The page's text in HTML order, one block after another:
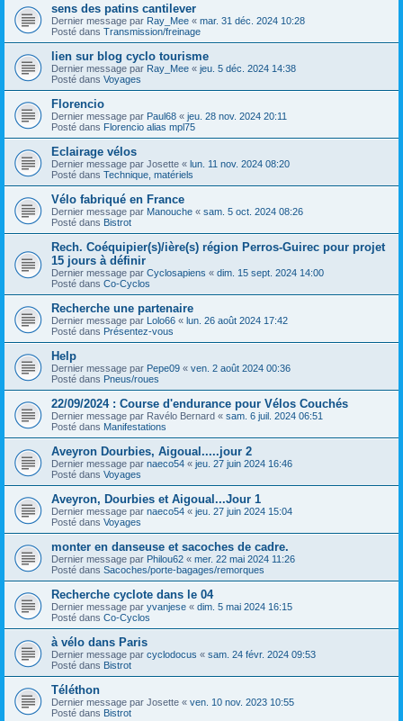
sens des patins cantilever
Dernier message par Ray_Mee « mar. 31 déc. 2024 10:28
Posté dans Transmission/freinage
lien sur blog cyclo tourisme
Dernier message par Ray_Mee « jeu. 5 déc. 2024 14:38
Posté dans Voyages
Florencio
Dernier message par Paul68 « jeu. 28 nov. 2024 20:11
Posté dans Florencio alias mpl75
Eclairage vélos
Dernier message par Josette « lun. 11 nov. 2024 08:20
Posté dans Technique, matériels
Vélo fabriqué en France
Dernier message par Manouche « sam. 5 oct. 2024 08:26
Posté dans Bistrot
Rech. Coéquipier(s)/ière(s) région Perros-Guirec pour projet
15 jours à définir
Dernier message par Cyclosapiens « dim. 15 sept. 2024 14:00
Posté dans Co-Cyclos
Recherche une partenaire
Dernier message par Lolo66 « lun. 26 août 2024 17:42
Posté dans Présentez-vous
Help
Dernier message par Pepe09 « ven. 2 août 2024 00:36
Posté dans Pneus/roues
22/09/2024 : Course d'endurance pour Vélos Couchés
Dernier message par Ravélo Bernard « sam. 6 juil. 2024 06:51
Posté dans Manifestations
Aveyron Dourbies, Aigoual.....jour 2
Dernier message par naeco54 « jeu. 27 juin 2024 16:46
Posté dans Voyages
Aveyron, Dourbies et Aigoual...Jour 1
Dernier message par naeco54 « jeu. 27 juin 2024 15:04
Posté dans Voyages
monter en danseuse et sacoches de cadre.
Dernier message par Philou62 « mer. 22 mai 2024 11:26
Posté dans Sacoches/porte-bagages/remorques
Recherche cyclote dans le 04
Dernier message par yvanjese « dim. 5 mai 2024 16:15
Posté dans Co-Cyclos
à vélo dans Paris
Dernier message par cyclodocus « sam. 24 févr. 2024 09:53
Posté dans Bistrot
Téléthon
Dernier message par Josette « ven. 10 nov. 2023 10:55
Posté dans Bistrot